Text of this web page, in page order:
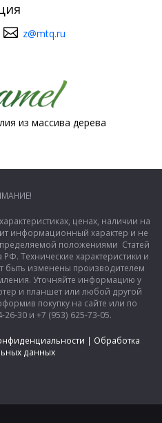
z@mtq.ru
из массива дерева
ценах, наличии на
информационный характер и не
положениями Статей
Технические характеристики и
быть изменены производителем
Уточняйте информацию у
и планшет или любой другой
покупку на сайте или по
30 и +7 (953) 625-73-05.
| Обработка
данных